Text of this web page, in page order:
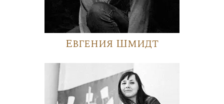
Евгения Шмидт